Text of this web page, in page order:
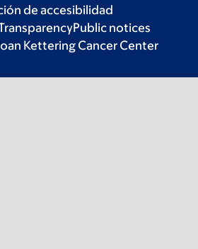
de accesibilidad
Public notices
Kettering Cancer Center